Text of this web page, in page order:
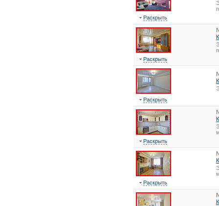
Раскрыть
Раскрыть
Раскрыть
Раскрыть
Раскрыть